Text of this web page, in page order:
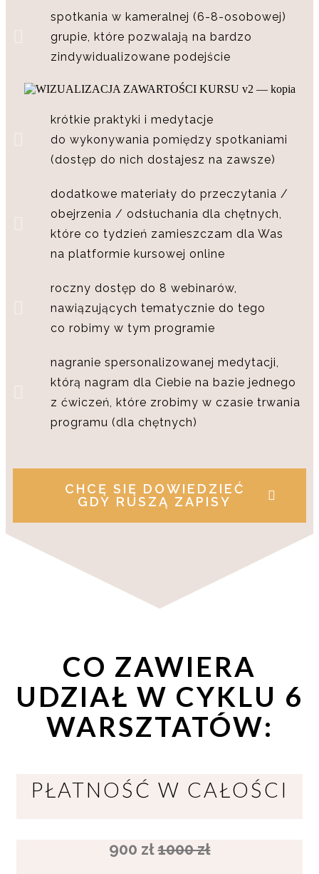
spotkania w kameralnej (6-8-osobowej)
grupie, które pozwalają na bardzo
zindywidualizowane podejście
krótkie praktyki i medytacje
do wykonywania pomiędzy spotkaniami
(dostęp do nich dostajesz na zawsze)
dodatkowe materiały do przeczytania /
obejrzenia / odsłuchania dla chętnych,
które co tydzień zamieszczam dla Was
na platformie kursowej online
roczny dostęp do 8 webinarów,
nawiązujących tematycznie do tego
co robimy w tym programie
nagranie spersonalizowanej medytacji,
którą nagram dla Ciebie na bazie jednego
z ćwiczeń, które zrobimy w czasie trwania
programu (dla chętnych)
CHCĘ SIĘ DOWIEDZIEĆ
GDY RUSZĄ ZAPISY
CO ZAWIERA
UDZIAŁ W CYKLU 6
WARSZTATÓW:
PŁATNOŚĆ W CAŁOŚCI
900 zł1000 zł